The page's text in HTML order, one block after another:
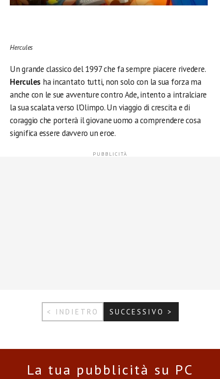
Hercules
Un grande classico del 1997 che fa sempre piacere rivedere.
Hercules ha incantato tutti, non solo con la sua forza ma
anche con le sue avventure contro Ade, intento a intralciare
la sua scalata verso l’Olimpo. Un viaggio di crescita e di
coraggio che porterà il giovane uomo a comprendere cosa
significa essere davvero un eroe.
< INDIETRO SUCCESSIVO >
La tua pubblicità su PC